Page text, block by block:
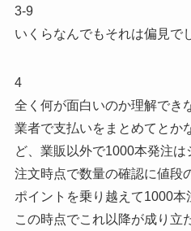
3-9
いくらなんでもそれは偏見で
4
全く何が面白いのか理解でき
業者で支払いをまとめてとか
ど、業販以外で1000本発注は
注文時点で数量の確認に値段
ポイントを乗り越えて1000本
この時点でこれ以降が成り立